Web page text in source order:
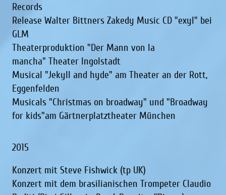
Records
Release Walter Bittners Zakedy Music CD "exyl" bei
GLM
Theaterproduktion "Der Mann von la
mancha" Theater Ingolstadt
Musical "Jekyll and hyde" am Theater an der Rott,
Eggenfelden
Musicals "Christmas on broadway" und "Broadway
for kids"am Gärtnerplatztheater München
2015
Konzert mit Steve Fishwick (tp UK)
Konzert mit dem brasilianischen Trompeter Claudio